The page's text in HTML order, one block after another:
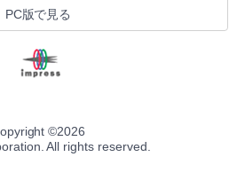
PC版で見る
©2026
All rights reserved.